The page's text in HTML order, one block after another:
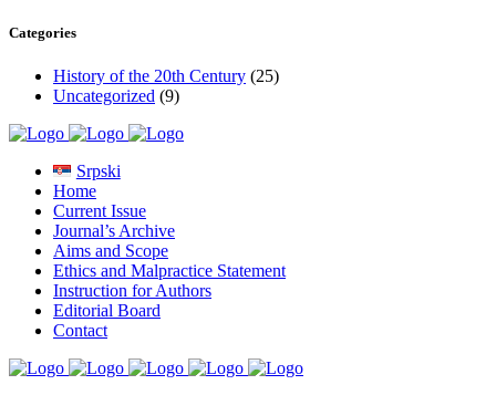
Categories
History of the 20th Century (25)
Uncategorized (9)
Srpski
Home
Current Issue
Journal’s Archive
Aims and Scope
Ethics and Malpractice Statement
Instruction for Authors
Editorial Board
Contact